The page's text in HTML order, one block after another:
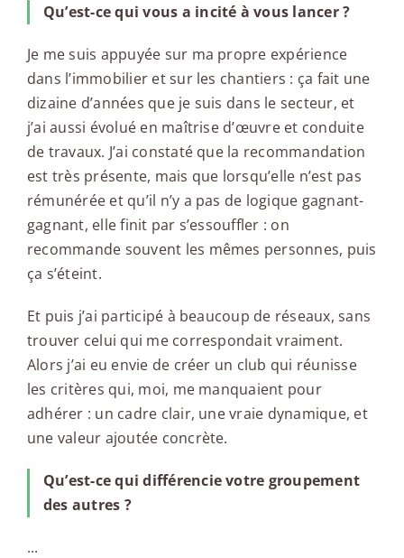
Qu’est-ce qui vous a incité à vous lancer ?
Je me suis appuyée sur ma propre expérience
dans l’immobilier et sur les chantiers : ça fait une
dizaine d’années que je suis dans le secteur, et
j’ai aussi évolué en maîtrise d’œuvre et conduite
de travaux. J’ai constaté que la recommandation
est très présente, mais que lorsqu’elle n’est pas
rémunérée et qu’il n’y a pas de logique gagnant-
gagnant, elle finit par s’essouffler : on
recommande souvent les mêmes personnes, puis
ça s’éteint.
Et puis j’ai participé à beaucoup de réseaux, sans
trouver celui qui me correspondait vraiment.
Alors j’ai eu envie de créer un club qui réunisse
les critères qui, moi, me manquaient pour
adhérer : un cadre clair, une vraie dynamique, et
une valeur ajoutée concrète.
Qu’est-ce qui différencie votre groupement
des autres ?
...